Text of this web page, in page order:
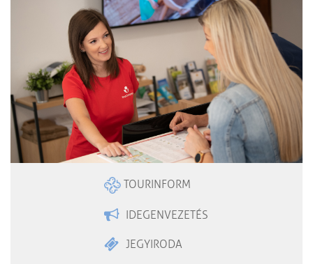
TOURINFORM
IDEGENVEZETÉS
JEGYIRODA